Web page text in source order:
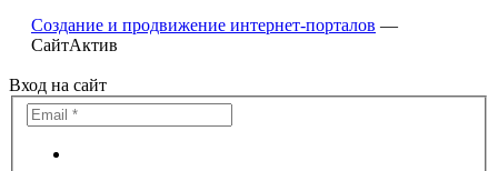
Создание и продвижение интернет-порталов —
СайтАктив
Вход на сайт